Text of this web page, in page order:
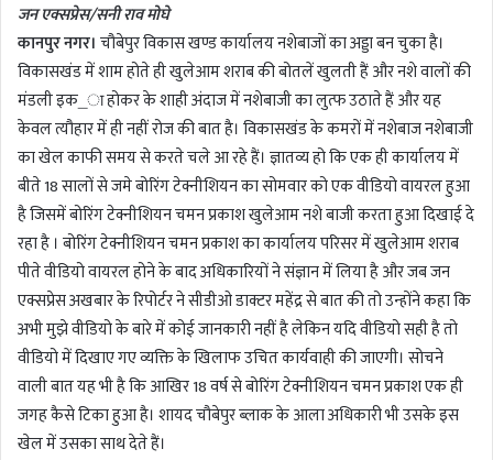
a
n
e
m
a
i
l
जन एक्सप्रेस/सनी राव मोघे
कानपुर नगर। चौबेपुर विकास खण्ड कार्यालय नशेबाजों का अड्डा बन चुका है।
विकासखंड में शाम होते ही खुलेआम शराब की बोतलें खुलती हैं और नशे वालों की
मंडली इक_ा होकर के शाही अंदाज में नशेबाजी का लुत्फ उठाते हैं और यह
केवल त्यौहार में ही नहीं रोज की बात है। विकासखंड के कमरों में नशेबाज नशेबाजी
का खेल काफी समय से करते चले आ रहे हैं। ज्ञातव्य हो कि एक ही कार्यालय में
बीते 18 सालों से जमे बोरिंग टेक्नीशियन का सोमवार को एक वीडियो वायरल हुआ
है जिसमें बोरिंग टेक्नीशियन चमन प्रकाश खुलेआम नशे बाजी करता हुआ दिखाई दे
रहा है । बोरिंग टेक्नीशियन चमन प्रकाश का कार्यालय परिसर में खुलेआम शराब
पीते वीडियो वायरल होने के बाद अधिकारियों ने संज्ञान में लिया है और जब जन
एक्सप्रेस अखबार के रिपोर्टर ने सीडीओ डाक्टर महेंद्र से बात की तो उन्होंने कहा कि
अभी मुझे वीडियो के बारे में कोई जानकारी नहीं है लेकिन यदि वीडियो सही है तो
वीडियो में दिखाए गए व्यक्ति के खिलाफ उचित कार्यवाही की जाएगी। सोचने
वाली बात यह भी है कि आखिर 18 वर्ष से बोरिंग टेक्नीशियन चमन प्रकाश एक ही
जगह कैसे टिका हुआ है। शायद चौबेपुर ब्लाक के आला अधिकारी भी उसके इस
खेल में उसका साथ देते हैं।